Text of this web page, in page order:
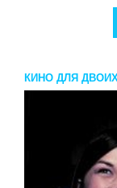
КИНО ДЛЯ